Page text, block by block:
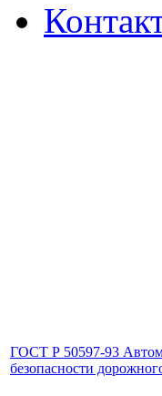
ГОСТ Р 50597-93
безопасности